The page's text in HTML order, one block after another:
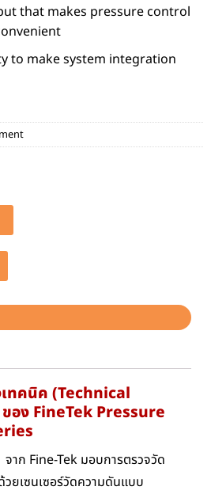
that makes pressure control
to make system integration
เทคนิค (Technical
อง FineTek Pressure
จาก Fine-Tek มอบการตรวจวัด
ยเซนเซอร์วัดความดันแบบ